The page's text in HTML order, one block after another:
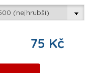
75 Kč